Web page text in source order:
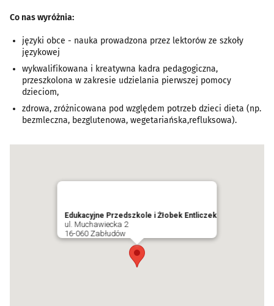
Co nas wyróżnia:
języki obce - nauka prowadzona przez lektorów ze szkoły
językowej
wykwalifikowana i kreatywna kadra pedagogiczna,
przeszkolona w zakresie udzielania pierwszej pomocy
dzieciom,
zdrowa, zróżnicowana pod względem potrzeb dzieci dieta (np.
bezmleczna, bezglutenowa, wegetariańska,refluksowa).
Edukacyjne Przedszkole i Żłobek Entliczek
ul. Muchawiecka 2
16-060 Zabłudów